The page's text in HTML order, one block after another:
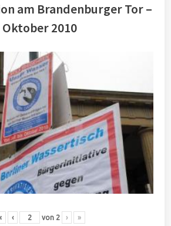
am Brandenburger Tor –
Oktober 2010
‹ von 2 › »